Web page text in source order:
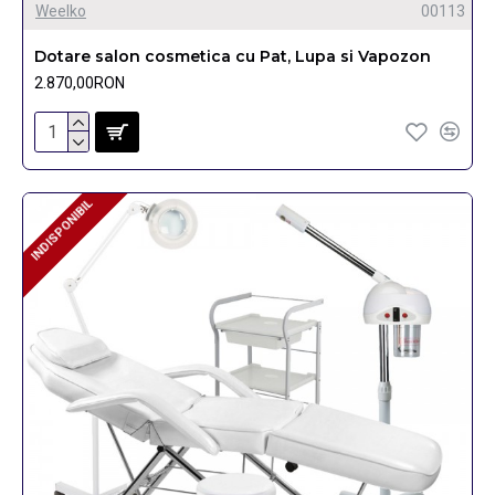
Weelko 00113
Dotare salon cosmetica cu Pat, Lupa si Vapozon
2.870,00RON
INDISPONIBIL
INDISPONIBIL